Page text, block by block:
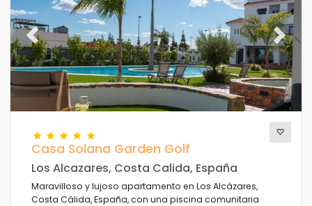
Previous Next
Casa Solana Garden Golf
Los Alcazares, Costa Calida, España
Maravilloso y lujoso apartamento en Los Alcázares,
Costa Cálida, España, con una piscina comunitaria